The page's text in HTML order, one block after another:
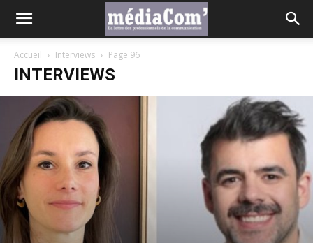
Accueil Interviews Page 96
INTERVIEWS